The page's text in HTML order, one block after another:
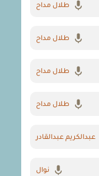
طلال مداح
طلال مداح
طلال مداح
طلال مداح
عبدالكريم عبدالقادر
نوال